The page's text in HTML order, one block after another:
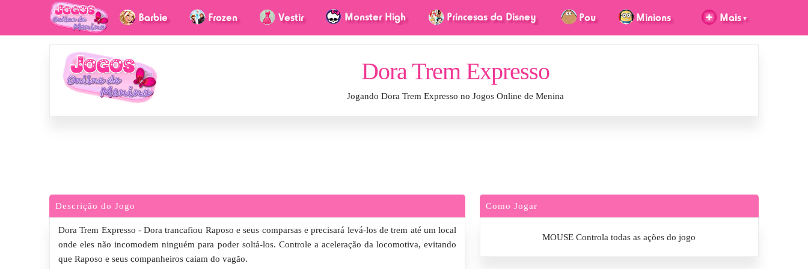
Dora Trem Expresso
Jogando Dora Trem Expresso no Jogos Online de Menina
Descrição do Jogo
Dora Trem Expresso - Dora trancafiou Raposo e seus comparsas e precisará levá-los de trem até um local
onde eles não incomodem ninguém para poder soltá-los. Controle a aceleração da locomotiva, evitando
que Raposo e seus companheiros caiam do vagão.
Como Jogar
MOUSE Controla todas as ações do jogo